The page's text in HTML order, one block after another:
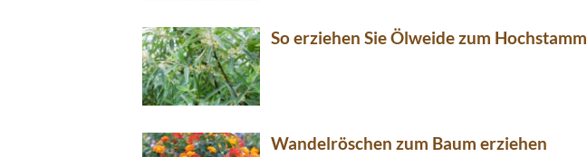
So erziehen Sie Ölweide zum Hochstamm
Wandelröschen zum Baum erziehen